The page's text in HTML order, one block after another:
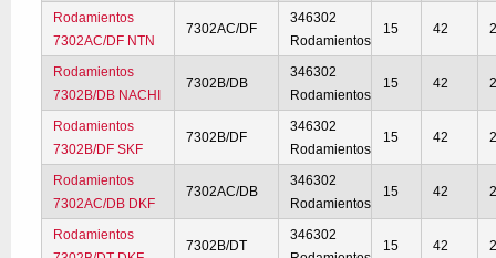
Rodamientos
7302AC/DF NTN
7302AC/DF
346302
Rodamientos
15 42
Rodamientos
7302B/DB NACHI
7302B/DB
346302
Rodamientos
15 42
Rodamientos
7302B/DF SKF
7302B/DF
346302
Rodamientos
15 42
Rodamientos
7302AC/DB DKF
7302AC/DB
346302
Rodamientos
15 42
Rodamientos
7302B/DT
346302
15 42